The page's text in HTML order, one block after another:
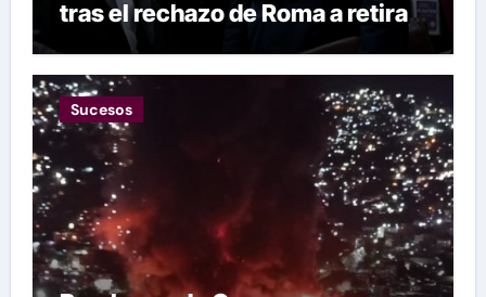
tras el rechazo de Roma a retirar
las restricciones
Sucesos